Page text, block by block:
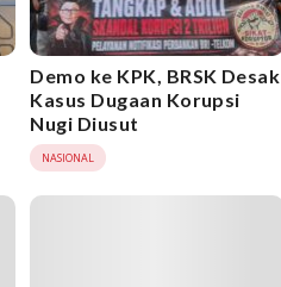
Demo ke KPK, BRSK Desak
Kasus Dugaan Korupsi
Nugi Diusut
NASIONAL